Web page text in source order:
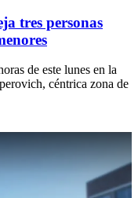
tres personas
de este lunes en la
céntrica zona de